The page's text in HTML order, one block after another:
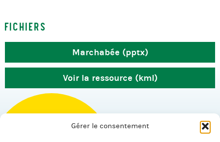
Gérer le consentement
Fichiers
Marchabée (pptx)
Voir la ressource (kml)